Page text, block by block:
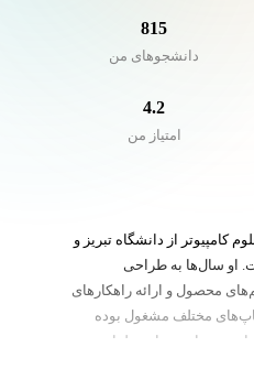
815
دانشجو‌های من
4.2
امتیاز من
کامپیوتر از دانشگاه تبریز و
او سال‌ها به طراحی
محصول و ارائه راهکارهای
مختلف مشغول بوده
به مواردی مانند طراحی